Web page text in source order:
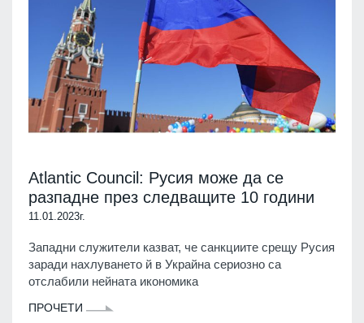
Atlantic Council: Русия може да се
разпадне през следващите 10 години
11.01.2023г.
Западни служители казват, че санкциите срещу Русия
заради нахлуването й в Украйна сериозно са
отслабили нейната икономика
ПРОЧЕТИ